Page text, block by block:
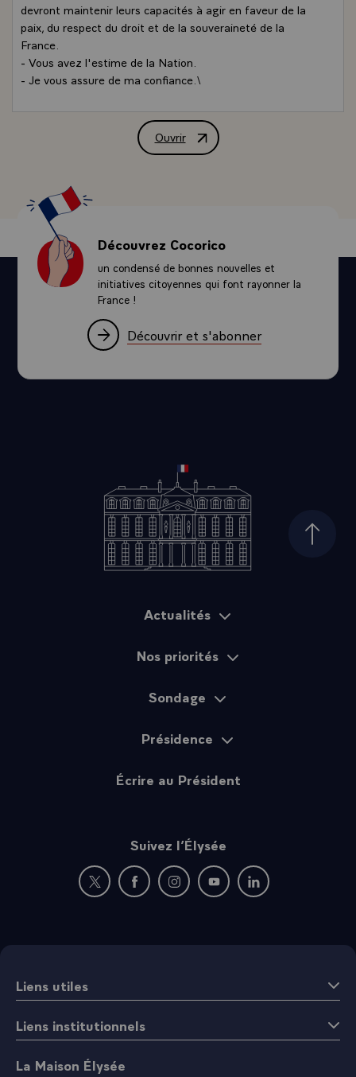
devront maintenir leurs capacités à agir en faveur de la
paix, du respect du droit et de la souveraineté de la
France.
- Vous avez l'estime de la Nation.
- Je vous assure de ma confiance.\
Ouvrir
Message de M. François Mitterrand,
Découvrez Cocorico
un condensé de bonnes nouvelles et
initiatives citoyennes qui font rayonner la
France !
Découvrir et s'abonner
Haut
Actualités
Nos priorités
Sondage
Présidence
Écrire au Président
Suivez l’Élysée
Nouvelle fenêtre : rejoignez-nous sur Twitter
Nouvelle fenêtre : rejoignez-nous sur
Nouvelle fenêtre : rejoignez-nous
Nouvelle fenêtre :
Nouvelle fenêtre :
Liens utiles
Liens institutionnels
La Maison Élysée